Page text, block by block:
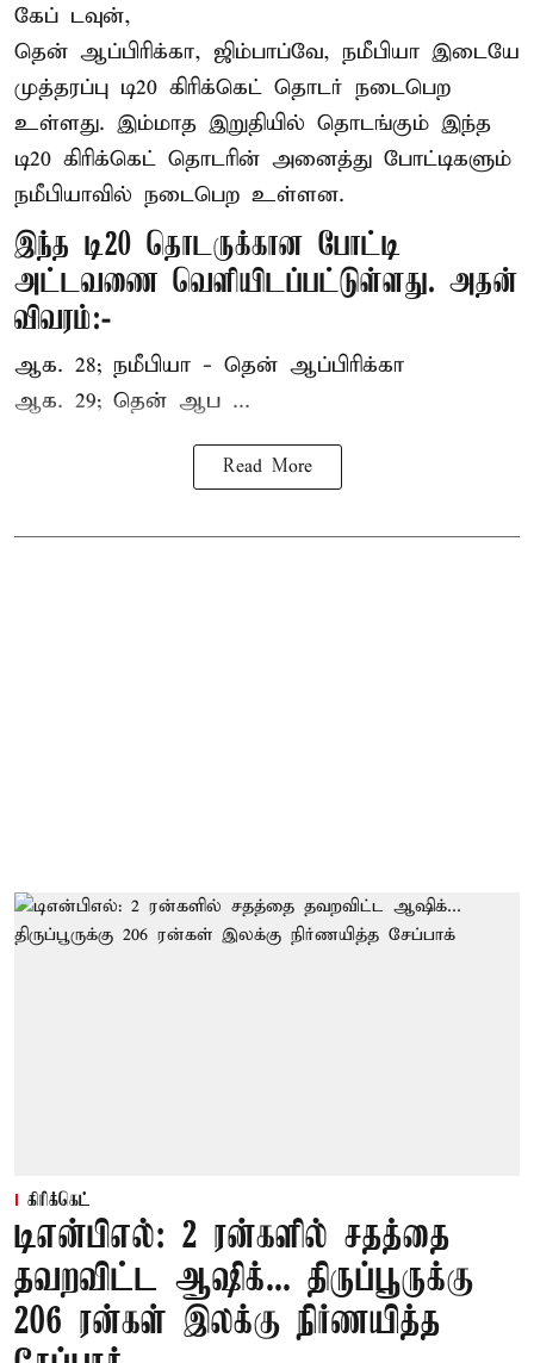
கேப் டவுன்,
தென் ஆப்பிரிக்கா, ஜிம்பாப்வே, நமீபியா இடையே
முத்தரப்பு டி20 கிரிக்கெட் தொடர் நடைபெற
உள்ளது. இம்மாத இறுதியில் தொடங்கும் இந்த
டி20 கிரிக்கெட் தொடரின் அனைத்து போட்டிகளும்
நமீபியாவில் நடைபெற உள்ளன.
இந்த டி20 தொடருக்கான போட்டி
அட்டவணை வெளியிடப்பட்டுள்ளது. அதன்
விவரம்:-
ஆக. 28; நமீபியா - தென் ஆப்பிரிக்கா
ஆக. 29; தென் ஆப ...
Read More
கிரிக்கெட்
டிஎன்பிஎல்: 2 ரன்களில் சதத்தை
தவறவிட்ட ஆஷிக்... திருப்பூருக்கு
206 ரன்கள் இலக்கு நிர்ணயித்த